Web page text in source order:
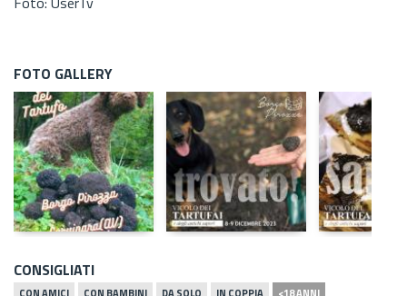
FOTO GALLERY
CONSIGLIATI